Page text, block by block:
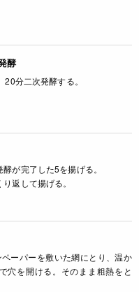
酵
分二次発酵する。
が完了した5を揚げる。
返して揚げる。
ーパーを敷いた網にとり、温か
穴を開ける。そのまま粗熱をと